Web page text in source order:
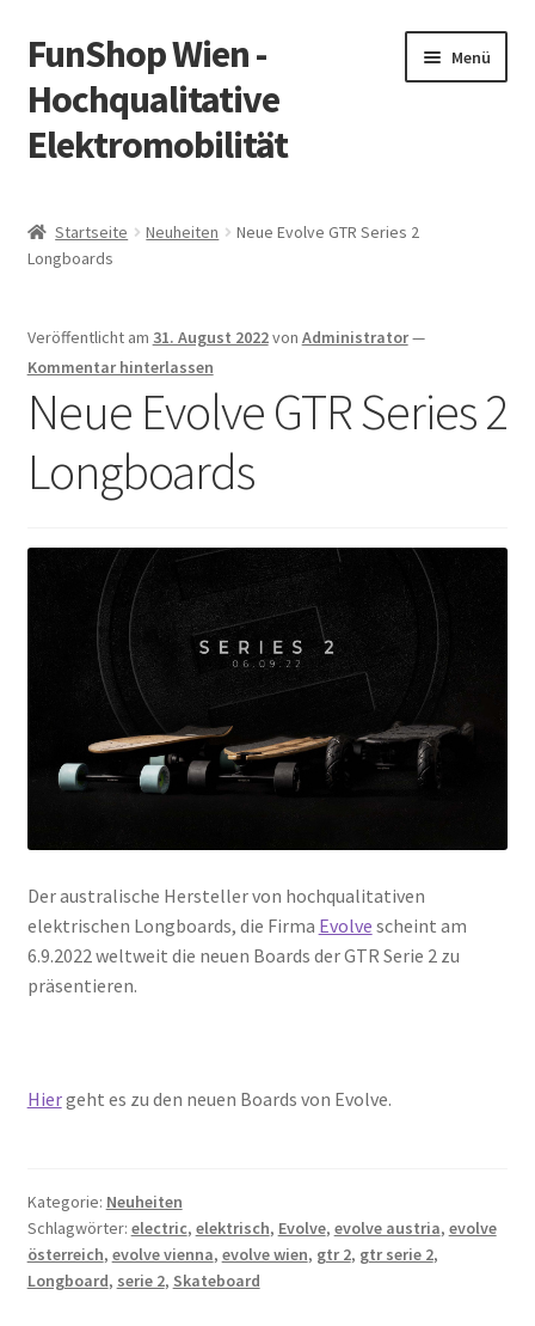
Zur
Navigation
springen
Zum
Inhalt
springen
FunShop Wien -
Hochqualitative
Elektromobilität
Menü
Informationen zur Rechtslage in Österreich
öffnen
Impressum
Startseite Neuheiten
Neue Evolve GTR Series 2
Longboards
Veröffentlicht am 31. August 2022von Administrator—
Kommentar hinterlassen
Neue Evolve GTR Series 2
Longboards
Der australische Hersteller von hochqualitativen
elektrischen Longboards, die Firma Evolve scheint am
6.9.2022 weltweit die neuen Boards der GTR Serie 2 zu
präsentieren.
Hiergeht es zu den neuen Boards von Evolve.
Kategorie: Neuheiten
Schlagwörter: electric, elektrisch, Evolve, evolve austria, evolve
österreich, evolve vienna, evolve wien, gtr 2, gtr serie 2,
Longboard, serie 2, Skateboard